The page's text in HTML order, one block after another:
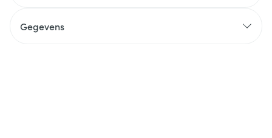
Gegevens